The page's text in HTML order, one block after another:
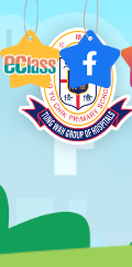
移至主內容